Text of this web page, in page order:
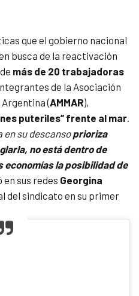
que el gobierno nacional
busca de la reactivación
más de 20 trabajadoras
de la Asociación
(AMMAR),
puteriles” frente al mar.
en su descansoprioriza
no está dentro de
economías la posibilidad de
sus redes Georgina
del sindicato en su primer